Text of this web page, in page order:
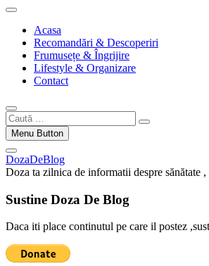
Acasa
Recomandări & Descoperiri
Frumusețe & Îngrijire
Lifestyle & Organizare
Contact
Caută
…Menu Button
DozaDeBlog
Doza ta zilnica de informatii despre sănătate
Sustine Doza De Blog
Daca iti place continutul pe care il postez